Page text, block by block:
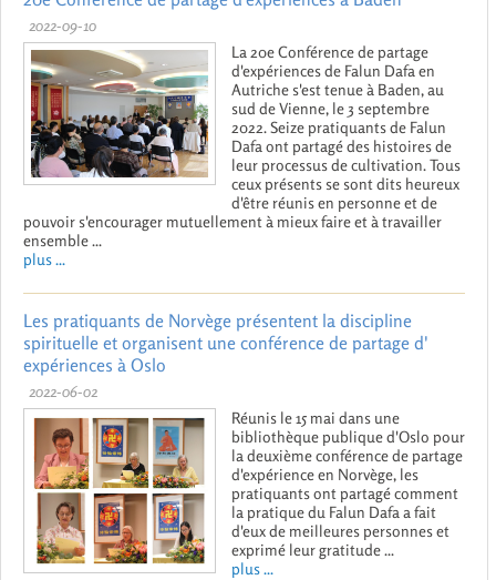
2022-09-10
La 20e Conférence de partage
d'expériences de Falun Dafa en
Autriche s'est tenue à Baden, au
sud de Vienne, le 3 septembre
2022. Seize pratiquants de Falun
Dafa ont partagé des histoires de
leur processus de cultivation. Tous
ceux présents se sont dits heureux
d'être réunis en personne et de
pouvoir s'encourager mutuellement à mieux faire et à travailler
ensemble ...
plus ...
Les pratiquants de Norvège présentent la discipline
spirituelle et organisent une conférence de partage d'
expériences à Oslo
2022-06-02
Réunis le 15 mai dans une
bibliothèque publique d'Oslo pour
la deuxième conférence de partage
d'expérience en Norvège, les
pratiquants ont partagé comment
la pratique du Falun Dafa a fait
d'eux de meilleures personnes et
exprimé leur gratitude ...
plus ...